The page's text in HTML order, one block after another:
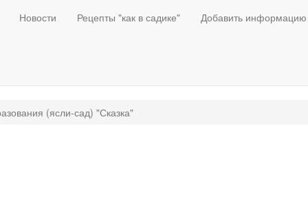
Новости Рецепты "как в садике" Добавить
(ясли-сад) "Сказка"